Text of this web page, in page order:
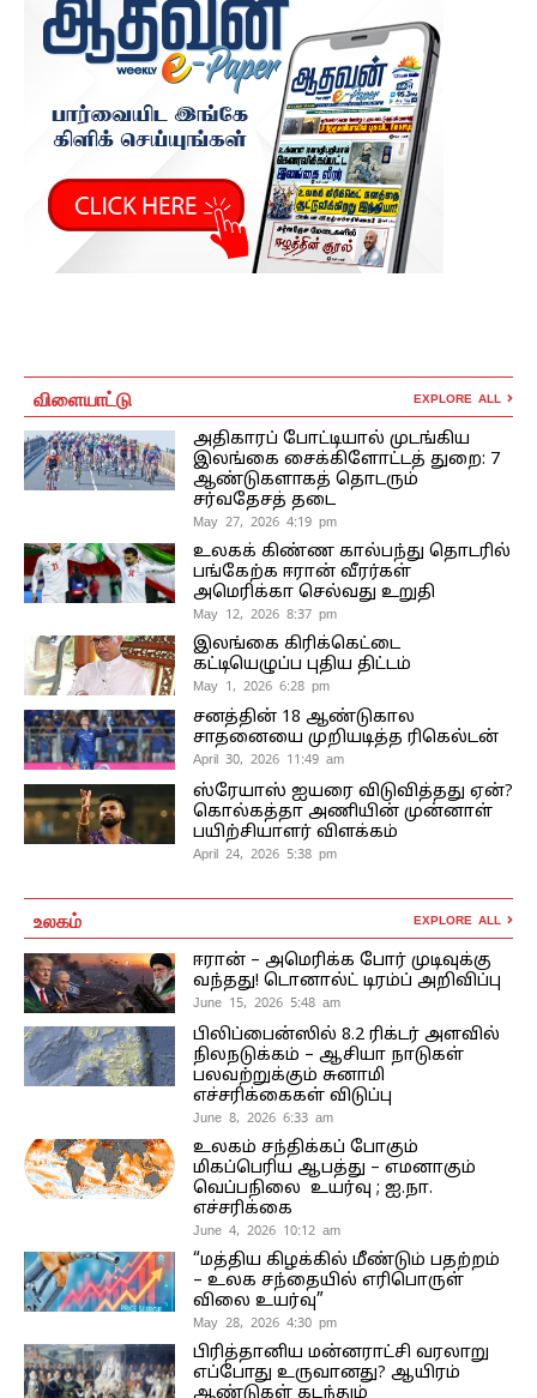
விளையாட்டு EXPLORE ALL
அதிகாரப் போட்டியால் முடங்கிய
இலங்கை சைக்கிளோட்டத் துறை: 7
ஆண்டுகளாகத் தொடரும்
சர்வதேசத் தடை
May 27, 2026 4:19 pm
உலகக் கிண்ண கால்பந்து தொடரில்
பங்கேற்க ஈரான் வீரர்கள்
அமெரிக்கா செல்வது உறுதி
May 12, 2026 8:37 pm
இலங்கை கிரிக்கெட்டை
கட்டியெழுப்ப புதிய திட்டம்
May 1, 2026 6:28 pm
சனத்தின் 18 ஆண்டுகால
சாதனையை முறியடித்த ரிகெல்டன்
April 30, 2026 11:49 am
ஸ்ரேயாஸ் ஐயரை விடுவித்தது ஏன்?
கொல்கத்தா அணியின் முன்னாள்
பயிற்சியாளர் விளக்கம்
April 24, 2026 5:38 pm
உலகம் EXPLORE ALL
ஈரான் – அமெரிக்க போர் முடிவுக்கு
வந்தது! டொனால்ட் டிரம்ப் அறிவிப்பு
June 15, 2026 5:48 am
பிலிப்பைன்ஸில் 8.2 ரிக்டர் அளவில்
நிலநடுக்கம் – ஆசியா நாடுகள்
பலவற்றுக்கும் சுனாமி
எச்சரிக்கைகள் விடுப்பு
June 8, 2026 6:33 am
உலகம் சந்திக்கப் போகும்
மிகப்பெரிய ஆபத்து – எமனாகும்
வெப்பநிலை உயர்வு ; ஐ.நா.
எச்சரிக்கை
June 4, 2026 10:12 am
“மத்திய கிழக்கில் மீண்டும் பதற்றம்
– உலக சந்தையில் எரிபொருள்
விலை உயர்வு”
May 28, 2026 4:30 pm
பிரித்தானிய மன்னராட்சி வரலாறு
எப்போது உருவானது? ஆயிரம்
ஆண்டுகள் கடந்தும்